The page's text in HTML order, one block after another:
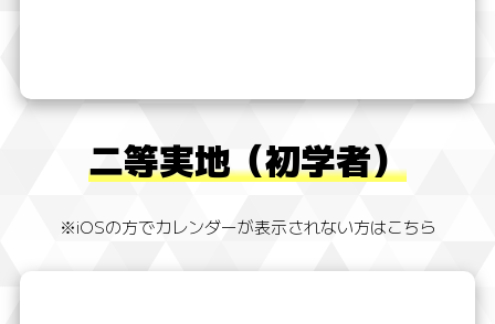
二等実地（初学者）
※iOSの方でカレンダーが表示されない方はこちら